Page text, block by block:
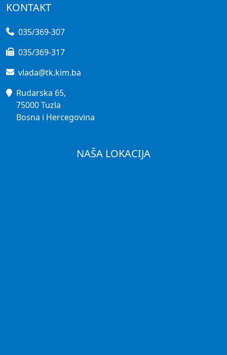
KONTAKT
035/369-307
035/369-317
vlada@tk.kim.ba
Rudarska 65,
75000 Tuzla
Bosna i Hercegovina
NAŠA LOKACIJA